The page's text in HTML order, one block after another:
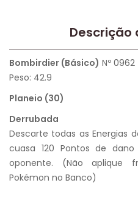
Descrição
Bombirdier (Básico) Nº
Peso: 42.9
Planeio (30)
Derrubada
Descarte todas as Energias
cuasa 120 Pontos de
oponente. (Não aplique
Pokémon no Banco)